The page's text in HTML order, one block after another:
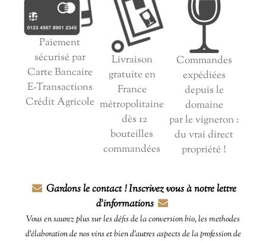
Paiement
sécurisé par
Carte Bancaire
E-Transactions
Crédit Agricole
Livraison
gratuite en
France
métropolitaine
dès 12
bouteilles
commandées
Commandes
expédiées
depuis le
domaine
par le vigneron :
du vrai direct
propriété !
Gardons le contact ! Inscrivez vous à notre lettre
d'informations
Vous en saurez plus sur les défis de la conversion bio, les methodes
d'élaboration de nos vins et bien d'autres aspects de la profession de